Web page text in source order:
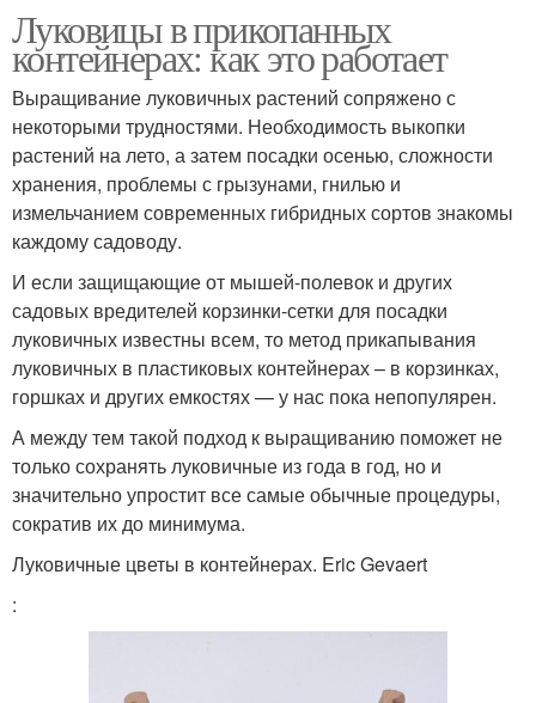
Луковицы в прикопанных
контейнерах: как это работает
Выращивание луковичных растений сопряжено с
некоторыми трудностями. Необходимость выкопки
растений на лето, а затем посадки осенью, сложности
хранения, проблемы с грызунами, гнилью и
измельчанием современных гибридных сортов знакомы
каждому садоводу.
И если защищающие от мышей-полевок и других
садовых вредителей корзинки-сетки для посадки
луковичных известны всем, то метод прикапывания
луковичных в пластиковых контейнерах – в корзинках,
горшках и других емкостях — у нас пока непопулярен.
А между тем такой подход к выращиванию поможет не
только сохранять луковичные из года в год, но и
значительно упростит все самые обычные процедуры,
сократив их до минимума.
Луковичные цветы в контейнерах. Eric Gevaert
: